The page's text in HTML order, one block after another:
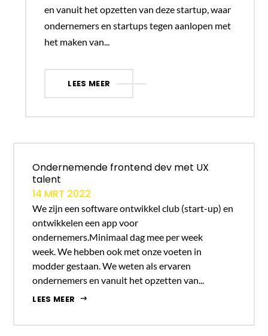
en vanuit het opzetten van deze startup, waar
ondernemers en startups tegen aanlopen met
het maken van...
LEES MEER
Ondernemende frontend dev met UX
talent
14 MRT 2022
We zijn een software ontwikkel club (start-up) en
ontwikkelen een app voor
ondernemers.Minimaal dag mee per week
week. We hebben ook met onze voeten in
modder gestaan. We weten als ervaren
ondernemers en vanuit het opzetten van...
LEES MEER